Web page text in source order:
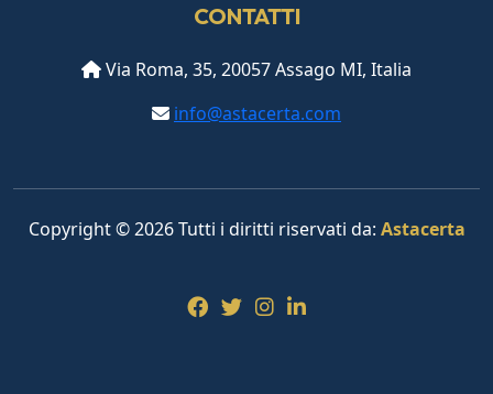
CONTATTI
Via Roma, 35, 20057 Assago MI, Italia
info@astacerta.com
Copyright © 2026 Tutti i diritti riservati da: Astacerta